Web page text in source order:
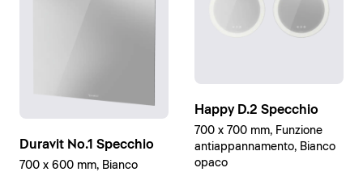
Duravit No.1 Specchio
700 x 600 mm, Bianco
Happy D.2 Specchio
700 x 700 mm, Funzione
antiappannamento, Bianco
opaco